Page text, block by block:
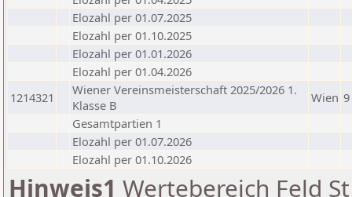
Elozahl per 01.07.2025
Elozahl per 01.10.2025
Elozahl per 01.01.2026
Elozahl per 01.04.2026
1214321
Wiener Vereinsmeisterschaft 2025/2026 1.
Klasse B
Wien 9
Gesamtpartien 1
Elozahl per 01.07.2026
Elozahl per 01.10.2026
Hinweis1 Wertebereich Feld